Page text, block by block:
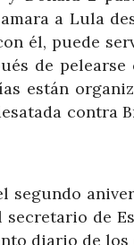
a Lula
él, puede
de pelearse
están
contra
segundo
de
diario de